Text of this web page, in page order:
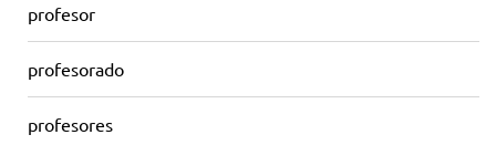
profesor
profesorado
profesores